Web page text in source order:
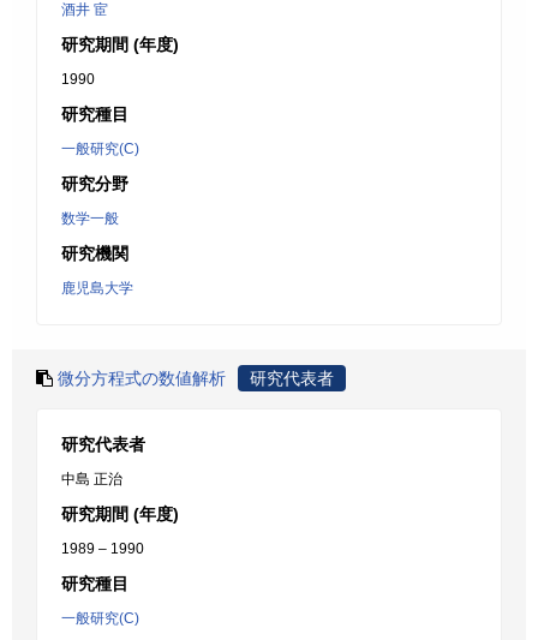
酒井 宦
研究期間 (年度)
1990
研究種目
一般研究(C)
研究分野
数学一般
研究機関
鹿児島大学
微分方程式の数値解析 研究代表者
研究代表者
中島 正治
研究期間 (年度)
1989 – 1990
研究種目
一般研究(C)